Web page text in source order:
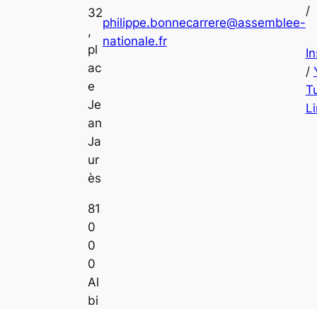
32
,
pl
ac
e
Je
an
Ja
ur
ès
81
0
0
0
Al
bi
philippe.bonnecarrere@assemblee-
nationale.fr
/
/